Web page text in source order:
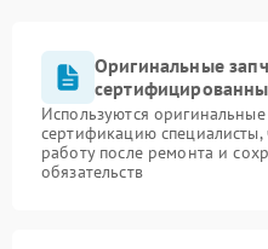
Оригинальные
Используются
сертификацию
работу после ремонта и
обязательств